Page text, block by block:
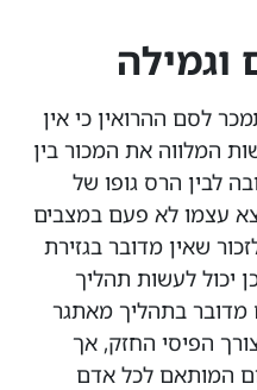
וגמילה
לסם ההרואין כי אין
המלווה את המכור בין
לבין הרס גופו של
עצמו לא פעם במצבים
שאין מדובר בגזירת
יכול לעשות תהליך
בתהליך מאתגר
הפיסי החזק, אך
המותאם לכל אדם